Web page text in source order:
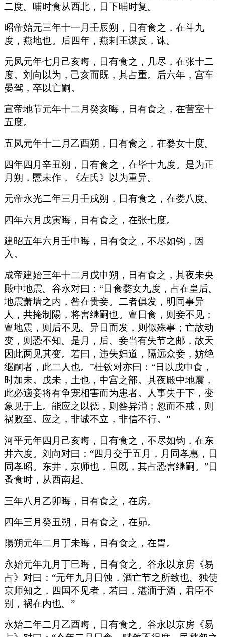
二度。哺时食从西北，日下晡时复。
昭帝始元三年十一月壬辰朔，日有食之，在斗九
度，燕地也。后四年，燕剌王谋反，诛。
元凤元年七月己亥晦，日有食之，几尽，在张十二
度。刘向以为，己亥而既，其占重。后六年，宫车
晏驾，卒以亡嗣。
宣帝地节元年十二月癸亥晦，日有食之，在营室十
五度。
五凤元年十二月乙酉朔，日有食之，在婺女十度。
四年四月辛丑朔，日有食之，在毕十九度。是为正
月朔，慝未作，《左氏》以为重异。
元帝永光二年三月壬戌朔，日有食之，在娄八度。
四年六月戊寅晦，日有食之，在张七度。
建昭五年六月壬申晦，日有食之，不尽如钩，因
入。
成帝建始三年十二月戊申朔，日有食之，其夜未央
殿中地震。谷永对曰：“日食婺女九度，占在皇后。
地震萧墙之内，咎在贵妾。二者俱发，明同事异
人，共掩制陽，将害继嗣也。亶日食，则妾不见；
亶地震，则后不见。异日而发，则似殊事；亡故动
变，则恐不知。是月，后、妾当有失节之邮，故天
因此两见其变。若曰，违失妇道，隔远众妾，妨绝
继嗣者，此二人也。”杜钦对亦曰：“日以戊申食，
时加未。戊未，土也，中宫之部。其夜殿中地震，
此必適妾将有争宠相害而为患者。人事失于下，变
象见于上。能应之以德，则咎异消；忽而不戒，则
祸败至。应之，非诚不立，非信不行。”
河平元年四月己亥晦，日有食之，不尽如钩，在东
井六度。刘向对曰：“四月交于五月，月同孝惠，日
同孝昭。东井，京师也，且既，其占恐害继嗣。”日
蚤食时，从西南起。
三年八月乙卯晦，日有食之，在房。
四年三月癸丑朔，日有食之，在昴。
陽朔元年二月丁未晦，日有食之，在胃。
永始元年九月丁巳晦，日有食之。谷永以京房《易
占》对曰：“元年九月日蚀，酒亡节之所致也。独使
京师知之，四国不见者，若曰，湛湎于酒，君臣不
别，祸在内也。”
永始二年二月乙酉晦，日有食之。谷永以京房《易